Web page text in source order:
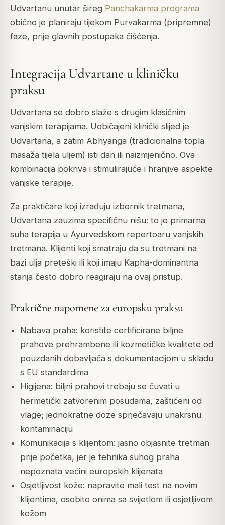
Udvartanu unutar šireg Panchakarma programa
obično je planiraju tijekom Purvakarma (pripremne)
faze, prije glavnih postupaka čišćenja.
Integracija Udvartane u kliničku
praksu
Udvartana se dobro slaže s drugim klasičnim
vanjskim terapijama. Uobičajeni klinički slijed je
Udvartana, a zatim Abhyanga (tradicionalna topla
masaža tijela uljem) isti dan ili naizmjenično. Ova
kombinacija pokriva i stimulirajuće i hranjive aspekte
vanjske terapije.
Za praktičare koji izrađuju izbornik tretmana,
Udvartana zauzima specifičnu nišu: to je primarna
suha terapija u Ayurvedskom repertoaru vanjskih
tretmana. Klijenti koji smatraju da su tretmani na
bazi ulja preteški ili koji imaju Kapha-dominantna
stanja često dobro reagiraju na ovaj pristup.
Praktične napomene za europsku praksu
Nabava praha: koristite certificirane biljne
prahove prehrambene ili kozmetičke kvalitete od
pouzdanih dobavljača s dokumentacijom u skladu
s EU standardima
Higijena: biljni prahovi trebaju se čuvati u
hermetički zatvorenim posudama, zaštićeni od
vlage; jednokratne doze sprječavaju unakrsnu
kontaminaciju
Komunikacija s klijentom: jasno objasnite tretman
prije početka, jer je tehnika suhog praha
nepoznata većini europskih klijenata
Osjetljivost kože: napravite mali test na novim
klijentima, osobito onima sa svijetlom ili osjetljivom
kožom